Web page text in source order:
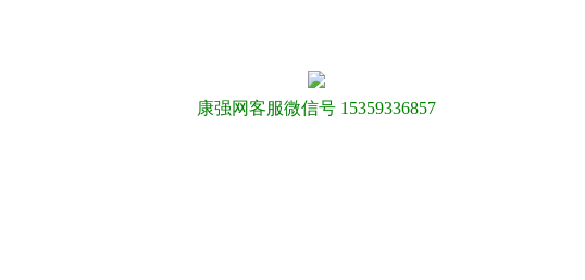
康强网客服微信号 15359336857